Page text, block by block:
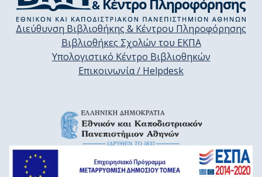
Διεύθυνση Βιβλιοθήκης & Κέντρου Πληροφόρησης
Βιβλιοθήκες Σχολών του ΕΚΠΑ
Υπολογιστικό Κέντρο Βιβλιοθηκών
Επικοινωνία / Helpdesk